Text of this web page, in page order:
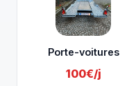
Porte-voitures
100€/j